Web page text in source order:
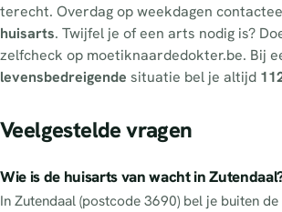
terecht. Overdag op weekdagen
huisarts. Twijfel je of een arts nodig is?
zelfcheck op moetiknaardedokter.be. Bij
levensbedreigende situatie bel je altijd
Veelgestelde vragen
Wie is de huisarts van wacht in
In Zutendaal (postcode 3690) bel je buiten